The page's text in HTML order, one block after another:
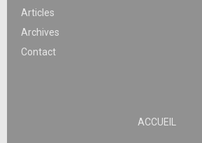
Articles
Archives
Contact
ACCUEIL